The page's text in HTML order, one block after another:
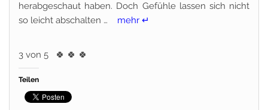
herabgeschaut haben. Doch Gefühle lassen sich nicht
so leicht abschalten … mehr ↵
3 von 5 🍀 🍀 🍀
Teilen